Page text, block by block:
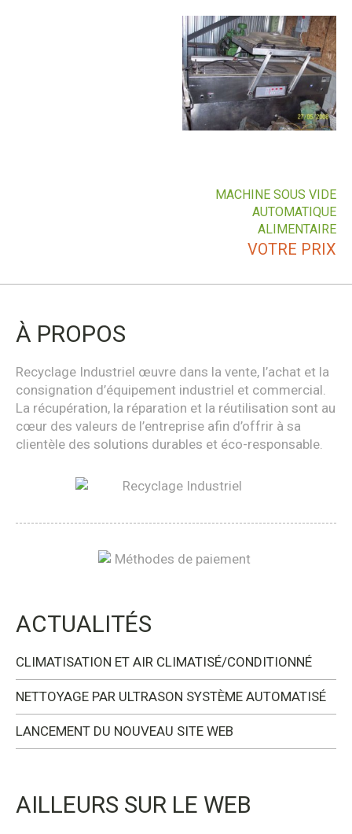
MACHINE SOUS VIDE
AUTOMATIQUE
ALIMENTAIRE
VOTRE PRIX
À PROPOS
Recyclage Industriel œuvre dans la vente, l’achat et la
consignation d’équipement industriel et commercial.
La récupération, la réparation et la réutilisation sont au
cœur des valeurs de l’entreprise afin d’offrir à sa
clientèle des solutions durables et éco-responsable.
ACTUALITÉS
CLIMATISATION ET AIR CLIMATISÉ/CONDITIONNÉ
NETTOYAGE PAR ULTRASON SYSTÈME AUTOMATISÉ
LANCEMENT DU NOUVEAU SITE WEB
AILLEURS SUR LE WEB